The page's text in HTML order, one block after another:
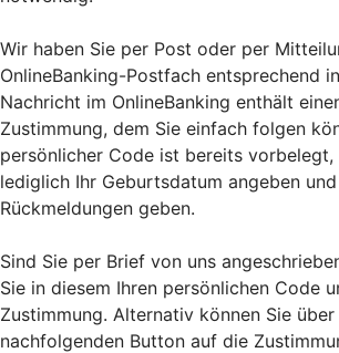
Wir haben Sie per Post oder per
OnlineBanking-Postfach entsprechend
Nachricht im OnlineBanking enthält
Zustimmung, dem Sie einfach folgen
persönlicher Code ist bereits vorbelegt,
lediglich Ihr Geburtsdatum angeben
Rückmeldungen geben.
Sind Sie per Brief von uns
Sie in diesem Ihren persönlichen Code
Zustimmung. Alternativ können Sie über
nachfolgenden Button auf die